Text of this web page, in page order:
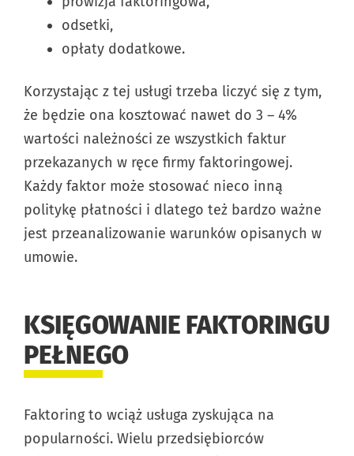
odsetki,
opłaty dodatkowe.
Korzystając z tej usługi trzeba liczyć się z tym,
że będzie ona kosztować nawet do 3 – 4%
wartości należności ze wszystkich faktur
przekazanych w ręce firmy faktoringowej.
Każdy faktor może stosować nieco inną
politykę płatności i dlatego też bardzo ważne
jest przeanalizowanie warunków opisanych w
umowie.
KSIĘGOWANIE FAKTORINGU
PEŁNEGO
Faktoring to wciąż usługa zyskująca na
popularności. Wielu przedsiębiorców